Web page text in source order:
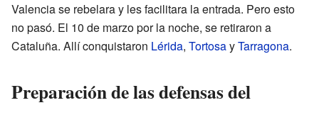
Valencia se rebelara y les facilitara la entrada. Pero esto
no pasó. El 10 de marzo por la noche, se retiraron a
Cataluña. Allí conquistaron Lérida, TortosayTarragona.
Preparación de las defensas del